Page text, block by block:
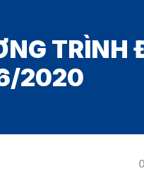
TRÌNH
2020